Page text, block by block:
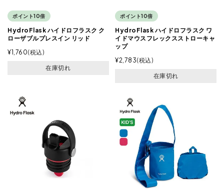
ポイント10倍
HydroFlask ハイドロフラスク ク
ローザブルプレスイン リッド
¥1,760 税込
在庫切れ
ポイント10倍
HydroFlask ハイドロフラスク ワ
イドマウスフレックスストローキャ
ップ
¥2,783 税込
在庫切れ